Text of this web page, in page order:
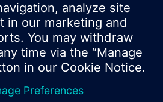
Technologies Division,
kan variera mellan